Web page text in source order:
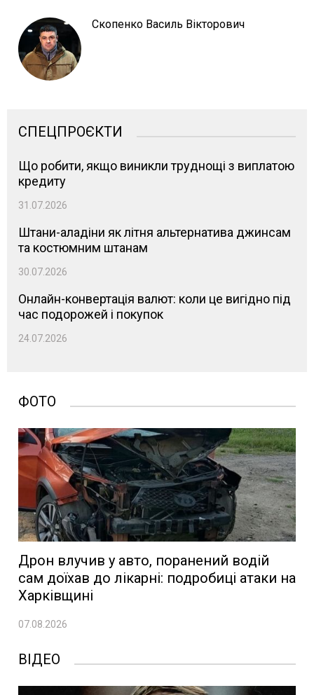
Скопенко Василь Вікторович
СПЕЦПРОЄКТИ
Що робити, якщо виникли труднощі з виплатою
кредиту
31.07.2026
Штани-аладіни як літня альтернатива джинсам
та костюмним штанам
30.07.2026
Онлайн-конвертація валют: коли це вигідно під
час подорожей і покупок
24.07.2026
ФОТО
Дрон влучив у авто, поранений водій
сам доїхав до лікарні: подробиці атаки на
Харківщині
07.08.2026
ВІДЕО